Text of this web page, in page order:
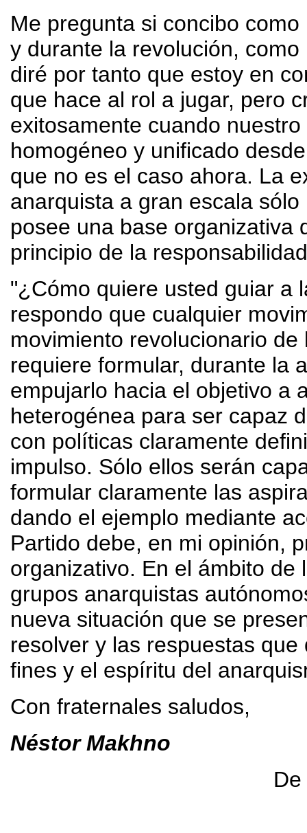
Me pregunta si concibo
y durante la revolución,
diré por tanto que estoy en
que hace al rol a jugar, pero
exitosamente cuando
homogéneo y unificado
que no es el caso ahora. La
anarquista a gran escala
posee una base organizativa
principio de la
"¿Cómo quiere usted guiar a
respondo que cualquier
movimiento revolucionario
requiere formular, durante la
empujarlo hacia el objetivo a
heterogénea para ser capaz
con políticas claramente
impulso. Sólo ellos serán
formular claramente las
dando el ejemplo mediante
Partido debe, en mi opinión,
organizativo. En el ámbito de
grupos anarquistas
nueva situación que se
resolver y las respuestas
fines y el espíritu del
Con fraternales saludos,
Néstor Makhno
De